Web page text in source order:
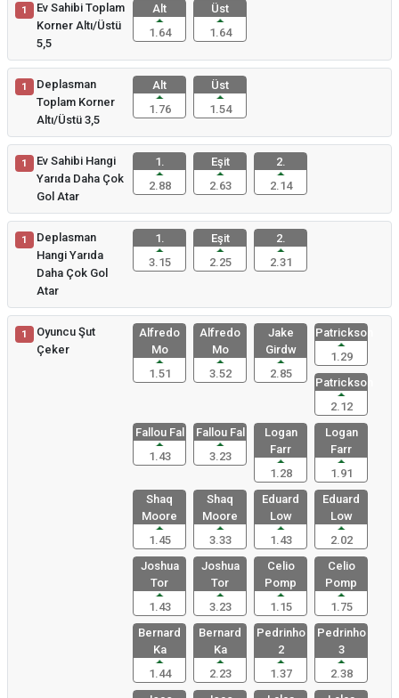
1
Ev Sahibi Toplam
Korner Altı/Üstü
5,5
Alt
1.64
Üst
1.64
1
Deplasman
Toplam Korner
Altı/Üstü 3,5
Alt
1.76
Üst
1.54
1
Ev Sahibi Hangi
Yarıda Daha Çok
Gol Atar
1.
2.88
Eşit
2.63
2.
2.14
1
Deplasman
Hangi Yarıda
Daha Çok Gol
Atar
1.
3.15
Eşit
2.25
2.
2.31
1
Oyuncu Şut
Çeker
Alfredo
Mo
1.51
Alfredo
Mo
3.52
Jake
Girdw
2.85
Patrickson
1.29
Patrickson
2.12
Fallou Fal
1.43
Fallou Fal
3.23
Logan
Farr
1.28
Logan
Farr
1.91
Shaq
Moore
1.45
Shaq
Moore
3.33
Eduard
Low
1.43
Eduard
Low
2.02
Joshua
Tor
1.43
Joshua
Tor
3.23
Celio
Pomp
1.15
Celio
Pomp
1.75
Bernard
Ka
1.44
Bernard
Ka
2.23
Pedrinho
2
1.37
Pedrinho
3
2.38